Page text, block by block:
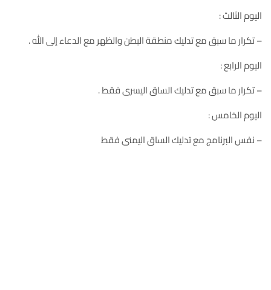
اليوم الثالث :
– تكرار ما سبق مع تدليك منطقة البطن والظهر مع الدعاء إلى الله .
اليوم الرابع :
– تكرار ما سبق مع تدليك الساق اليسرى فقط .
اليوم الخامس :
– نفس البرنامج مع تدليك الساق اليمنى فقط